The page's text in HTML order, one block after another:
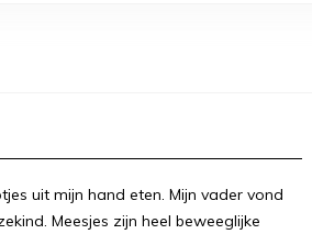
uit mijn hand eten. Mijn vader vond
Meesjes zijn heel beweeglijke